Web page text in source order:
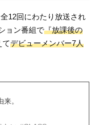
12回にわたり放送され
ョン番組で『放課後の
てデビューメンバー7人
。